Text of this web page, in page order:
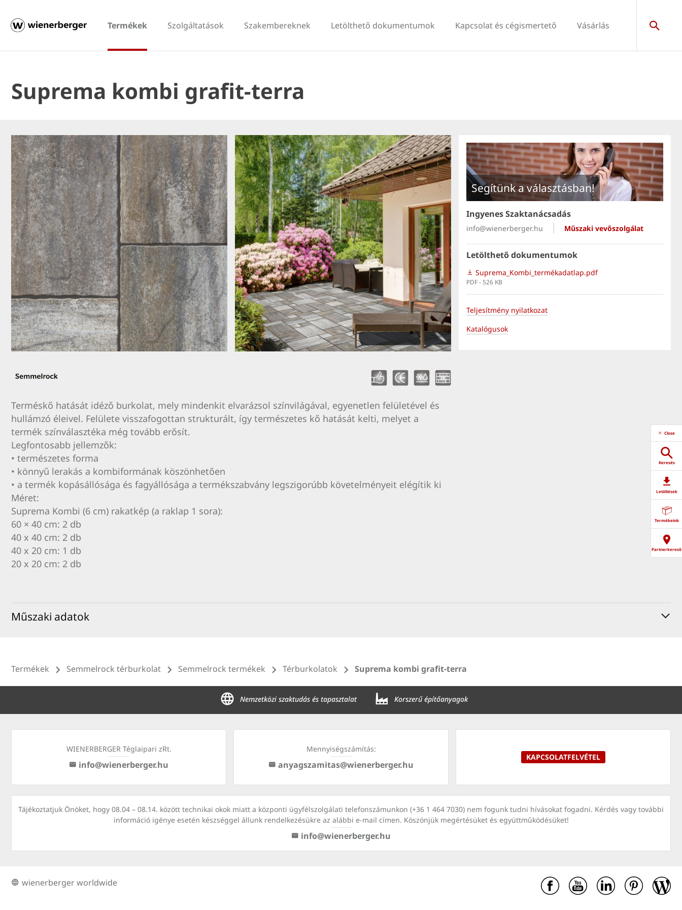
Termékek Szolgáltatások Szakembereknek Letölthető dokumentumok Kapcsolat és cégismertető Vásárlás
Suprema kombi grafit-terra
Terméskő hatását idéző burkolat, mely mindenkit elvarázsol színvilágával, egyenetlen felületével és
hullámzó éleivel. Felülete visszafogottan strukturált, így természetes kő hatását kelti, melyet a
termék színválasztéka még tovább erősít.
Legfontosabb jellemzők:
• természetes forma
• könnyű lerakás a kombiformának köszönhetően
• a termék kopásállósága és fagyállósága a termékszabvány legszigorúbb követelményeit elégítik ki
Méret:
Suprema Kombi (6 cm) rakatkép (a raklap 1 sora):
60 × 40 cm: 2 db
40 x 40 cm: 2 db
40 x 20 cm: 1 db
20 x 20 cm: 2 db
Segítünk a választásban!
Ingyenes Szaktanácsadás
Műszaki vevőszolgálat
info@wienerberger.hu
Letölthető dokumentumok
Suprema_Kombi_termékadatlap.pdf
PDF - 526 KB
Teljesítmény nyilatkozat
Katalógusok
Műszaki adatok
Close
Keresés
Letöltések
Termékeink
Partnerkereső
Termékek Semmelrock térburkolat Semmelrock termékek Térburkolatok Suprema kombi grafit-terra
Nemzetközi szaktudás és tapasztalat Korszerű építőanyagok
WIENERBERGER Téglaipari zRt.
info@wienerberger.hu
Mennyiségszámítás:
anyagszamitas@wienerberger.hu
KAPCSOLATFELVÉTEL
Tájékoztatjuk Önöket, hogy 08.04 – 08.14. között technikai okok miatt a központi ügyfélszolgálati telefonszámunkon (+36 1 464 7030) nem fogunk tudni hívásokat fogadni. Kérdés vagy további
információ igénye esetén készséggel állunk rendelkezésükre az alábbi e-mail címen. Köszönjük megértésüket és együttműködésüket!
info@wienerberger.hu
wienerberger worldwide